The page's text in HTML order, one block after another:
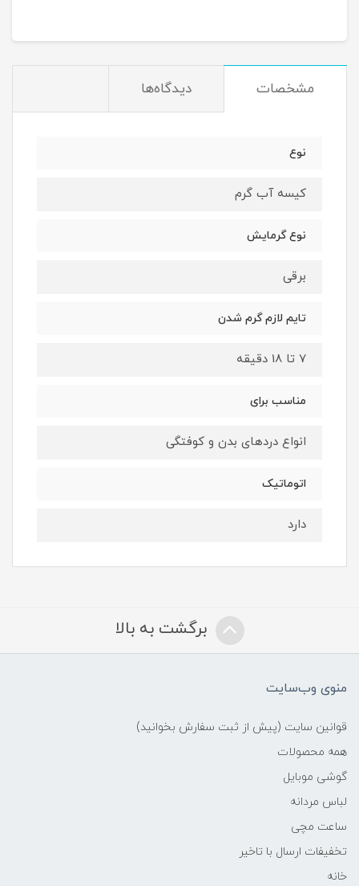
مشخصات دیدگاه‌ها
نوع
کیسه آب گرم
نوع گرمایش
برقی
تایم لازم گرم شدن
7 تا 18 دقیقه
مناسب برای
انواع دردهای بدن و کوفتگی
اتوماتیک
دارد
برگشت به بالا
منوی وب‌سایت
قوانین سایت (پیش از ثبت سفارش بخوانید)
همه محصولات
گوشی موبایل
لباس مردانه
ساعت مچی
تخفیفات ارسال با تاخیر
خانه